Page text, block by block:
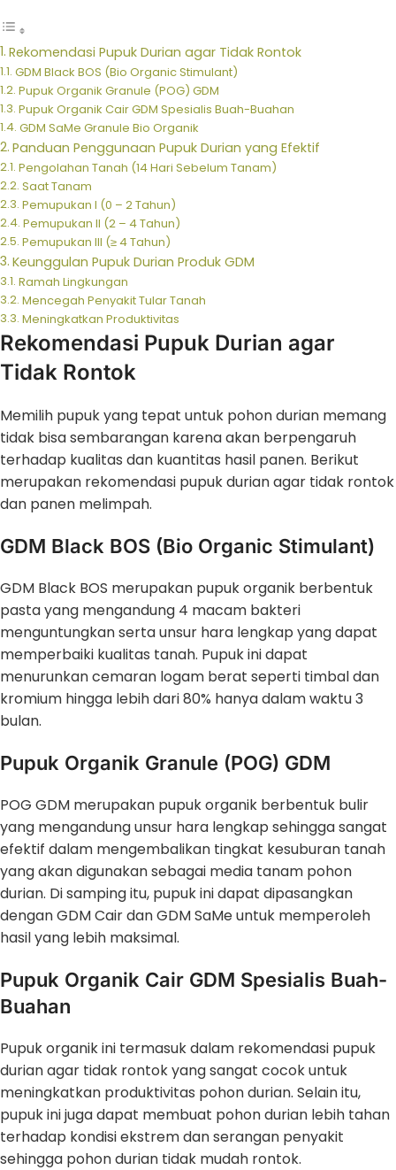
Rekomendasi Pupuk Durian agar Tidak Rontok
GDM Black BOS (Bio Organic Stimulant)
Pupuk Organik Granule (POG) GDM
Pupuk Organik Cair GDM Spesialis Buah-Buahan
GDM SaMe Granule Bio Organik
Panduan Penggunaan Pupuk Durian yang Efektif
Pengolahan Tanah (14 Hari Sebelum Tanam)
Saat Tanam
Pemupukan I (0 – 2 Tahun)
Pemupukan II (2 – 4 Tahun)
Pemupukan III (≥ 4 Tahun)
Keunggulan Pupuk Durian Produk GDM
Ramah Lingkungan
Mencegah Penyakit Tular Tanah
Meningkatkan Produktivitas
Rekomendasi Pupuk Durian agar
Tidak Rontok
Memilih pupuk yang tepat untuk pohon durian memang
tidak bisa sembarangan karena akan berpengaruh
terhadap kualitas dan kuantitas hasil panen. Berikut
merupakan rekomendasi pupuk durian agar tidak rontok
dan panen melimpah.
GDM Black BOS (Bio Organic Stimulant)
GDM Black BOS merupakan pupuk organik berbentuk
pasta yang mengandung 4 macam bakteri
menguntungkan serta unsur hara lengkap yang dapat
memperbaiki kualitas tanah. Pupuk ini dapat
menurunkan cemaran logam berat seperti timbal dan
kromium hingga lebih dari 80% hanya dalam waktu 3
bulan.
Pupuk Organik Granule (POG) GDM
POG GDM merupakan pupuk organik berbentuk bulir
yang mengandung unsur hara lengkap sehingga sangat
efektif dalam mengembalikan tingkat kesuburan tanah
yang akan digunakan sebagai media tanam pohon
durian. Di samping itu, pupuk ini dapat dipasangkan
dengan GDM Cair dan GDM SaMe untuk memperoleh
hasil yang lebih maksimal.
Pupuk Organik Cair GDM Spesialis Buah-
Buahan
Pupuk organik ini termasuk dalam rekomendasi pupuk
durian agar tidak rontok yang sangat cocok untuk
meningkatkan produktivitas pohon durian. Selain itu,
pupuk ini juga dapat membuat pohon durian lebih tahan
terhadap kondisi ekstrem dan serangan penyakit
sehingga pohon durian tidak mudah rontok.